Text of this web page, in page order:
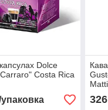
Dolce
Costa Rica
326